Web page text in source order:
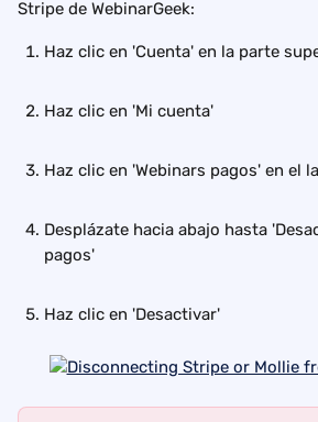
Stripe de WebinarGeek:
Haz clic en 'Cuenta' en la parte
Haz clic en 'Mi cuenta'
Haz clic en 'Webinars pagos' en el
Desplázate hacia abajo hasta
pagos'
Haz clic en 'Desactivar'